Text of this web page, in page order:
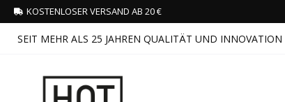
KOSTENLOSER VERSAND AB 20 €
SEIT MEHR ALS 25 JAHREN QUALITÄT UND INNOVATION